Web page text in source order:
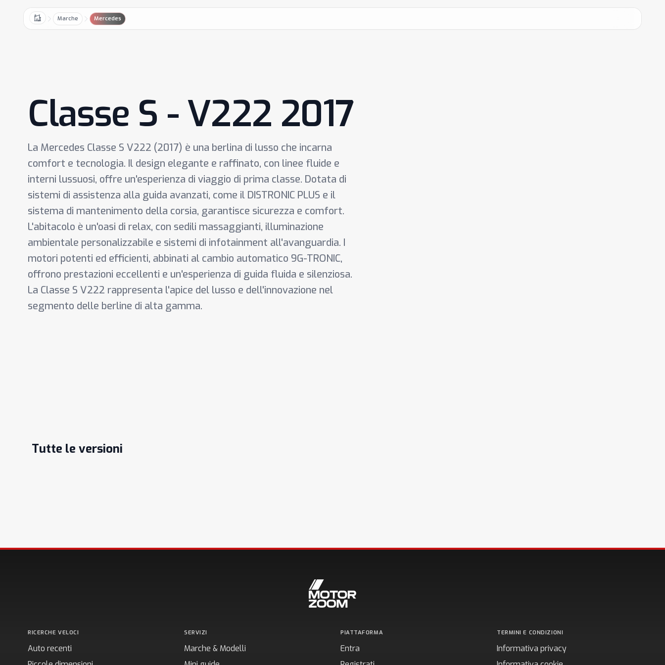
Home Marche Mercedes
Classe S - V222 2017
La Mercedes Classe S V222 (2017) è una berlina di lusso che incarna
comfort e tecnologia. Il design elegante e raffinato, con linee fluide e
interni lussuosi, offre un'esperienza di viaggio di prima classe. Dotata di
sistemi di assistenza alla guida avanzati, come il DISTRONIC PLUS e il
sistema di mantenimento della corsia, garantisce sicurezza e comfort.
L'abitacolo è un'oasi di relax, con sedili massaggianti, illuminazione
ambientale personalizzabile e sistemi di infotainment all'avanguardia. I
motori potenti ed efficienti, abbinati al cambio automatico 9G-TRONIC,
offrono prestazioni eccellenti e un'esperienza di guida fluida e silenziosa.
La Classe S V222 rappresenta l'apice del lusso e dell'innovazione nel
segmento delle berline di alta gamma.
Tutte le versioni
RICERCHE VELOCI
Auto recenti
SERVIZI
Marche & Modelli
PIATTAFORMA
Entra
TERMINI E CONDIZIONI
Informativa privacy